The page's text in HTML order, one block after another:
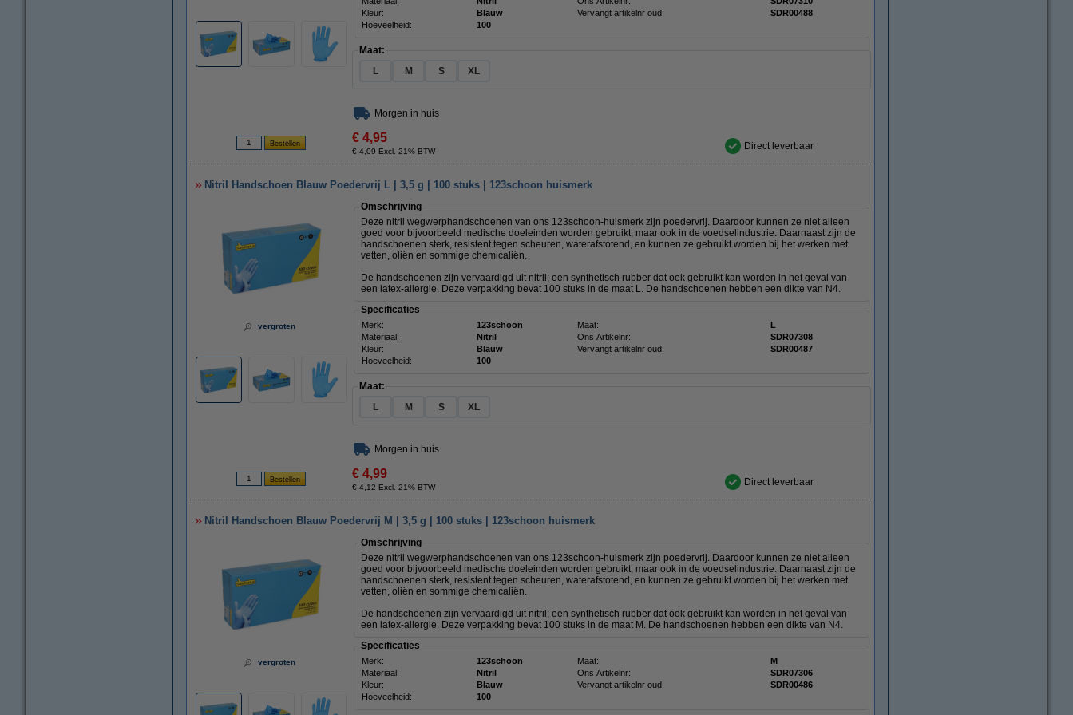
Kleur:
Blauw Vervangt artikelnr oud:
SDR00488
Hoeveelheid:
100
Maat:
L
M S XL
Morgen in huis
€ 4,95
€ 4,09 Excl. 21% BTW Direct leverbaar
Nitril Handschoen Blauw Poedervrij L | 3,5 g | 100 stuks | 123schoon huismerk
vergroten
Omschrijving
Deze nitril wegwerphandschoenen van ons 123schoon-huismerk zijn poedervrij. Daardoor kunnen ze niet alleen
goed voor bijvoorbeeld medische doeleinden worden gebruikt, maar ook in de voedselindustrie. Daarnaast zijn de
handschoenen sterk, resistent tegen scheuren, waterafstotend, en kunnen ze gebruikt worden bij het werken met
vetten, oliën en sommige chemicaliën.
De handschoenen zijn vervaardigd uit nitril; een synthetisch rubber dat ook gebruikt kan worden in het geval van
een latex-allergie. Deze verpakking bevat 100 stuks in de maat L. De handschoenen hebben een dikte van N4.
Specificaties
Merk: 123schoon Maat:
L
Materiaal:
Nitril Ons Artikelnr:
SDR07308
Kleur:
Blauw Vervangt artikelnr oud:
SDR00487
Hoeveelheid:
100
Maat:
L
M S XL
Morgen in huis
€ 4,99
€ 4,12 Excl. 21% BTW Direct leverbaar
Nitril Handschoen Blauw Poedervrij M | 3,5 g | 100 stuks | 123schoon huismerk
vergroten
Omschrijving
Deze nitril wegwerphandschoenen van ons 123schoon-huismerk zijn poedervrij. Daardoor kunnen ze niet alleen
goed voor bijvoorbeeld medische doeleinden worden gebruikt, maar ook in de voedselindustrie. Daarnaast zijn de
handschoenen sterk, resistent tegen scheuren, waterafstotend, en kunnen ze gebruikt worden bij het werken met
vetten, oliën en sommige chemicaliën.
De handschoenen zijn vervaardigd uit nitril; een synthetisch rubber dat ook gebruikt kan worden in het geval van
een latex-allergie. Deze verpakking bevat 100 stuks in de maat M. De handschoenen hebben een dikte van N4.
Specificaties
Merk: 123schoon Maat:
M
Materiaal:
Nitril Ons Artikelnr:
SDR07306
Kleur:
Blauw Vervangt artikelnr oud:
SDR00486
Hoeveelheid:
100